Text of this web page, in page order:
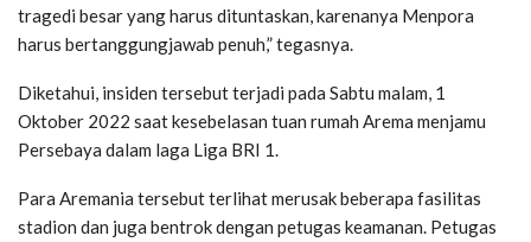
tragedi besar yang harus dituntaskan, karenanya Menpora
harus bertanggungjawab penuh,” tegasnya.
Diketahui, insiden tersebut terjadi pada Sabtu malam, 1
Oktober 2022 saat kesebelasan tuan rumah Arema menjamu
Persebaya dalam laga Liga BRI 1.
Para Aremania tersebut terlihat merusak beberapa fasilitas
stadion dan juga bentrok dengan petugas keamanan. Petugas